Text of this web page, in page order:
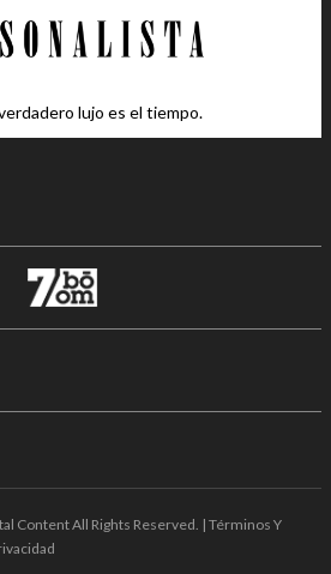
lujo es el tiempo.
Content All Rights Reserved. | Términos Y